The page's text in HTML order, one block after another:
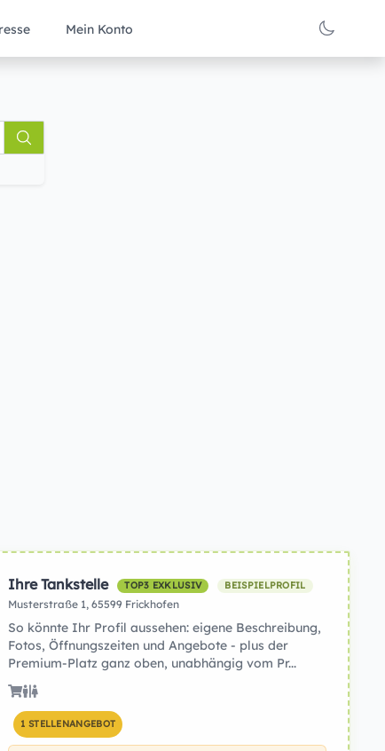
Mein Konto
Ihre Tankstelle TOP3 EXKLUSIV BEISPIELPROFIL
Musterstraße 1, 65599 Frickhofen
So könnte Ihr Profil aussehen: eigene Beschreibung,
Fotos, Öffnungszeiten und Angebote - plus der
Premium-Platz ganz oben, unabhängig vom Pr...
1 STELLENANGEBOT